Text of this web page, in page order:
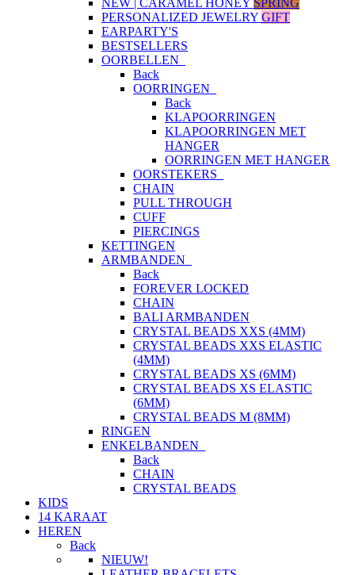
NEW | CARAMEL HONEY SPRING
PERSONALIZED JEWELRY GIFT
EARPARTY'S
BESTSELLERS
OORBELLEN
Back
OORRINGEN
Back
KLAPOORRINGEN
KLAPOORRINGEN MET
HANGER
OORRINGEN MET HANGER
OORSTEKERS
CHAIN
PULL THROUGH
CUFF
PIERCINGS
KETTINGEN
ARMBANDEN
Back
FOREVER LOCKED
CHAIN
BALI ARMBANDEN
CRYSTAL BEADS XXS (4MM)
CRYSTAL BEADS XXS ELASTIC
(4MM)
CRYSTAL BEADS XS (6MM)
CRYSTAL BEADS XS ELASTIC
(6MM)
CRYSTAL BEADS M (8MM)
RINGEN
ENKELBANDEN
Back
CHAIN
CRYSTAL BEADS
KIDS
14 KARAAT
HEREN
Back
NIEUW!